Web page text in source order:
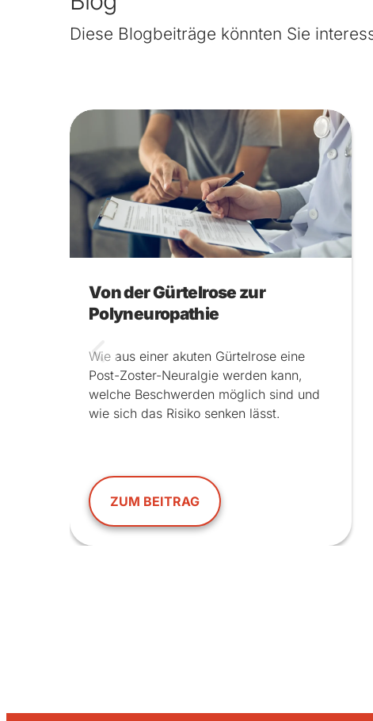
Diese Blogbeiträge könnten Sie
Von der Gürtelrose zur
Polyneuropathie
Wie aus einer akuten Gürtelrose eine
Post-Zoster-Neuralgie werden kann,
welche Beschwerden möglich sind und
wie sich das Risiko senken lässt.
ZUM BEITRAG